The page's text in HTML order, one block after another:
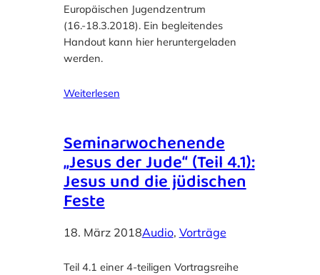
Europäischen Jugendzentrum
(16.-18.3.2018). Ein begleitendes
Handout kann hier heruntergeladen
werden.
Weiterlesen
Seminarwochenende
„Jesus der Jude“ (Teil 4.1):
Jesus und die jüdischen
Feste
18. März 2018Audio, Vorträge
Teil 4.1 einer 4-teiligen Vortragsreihe